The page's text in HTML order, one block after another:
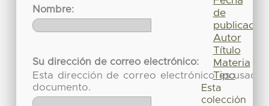
Nombre:
Su dirección de correo electrónico:
Esta dirección de correo electrónico es usada
documento.
de
publicación
Autor
Título
Materia
Tipo
Esta
colección